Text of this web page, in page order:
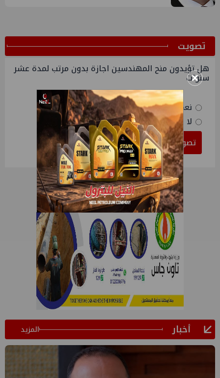
ﺗﺼﻮﻳﺖ
هل تؤيدون منح المهندسين اجازة بدون مرتب لمدة عشر
سنوات
نعم
لا
تصويت
النتائج
أخبار المزيد
×